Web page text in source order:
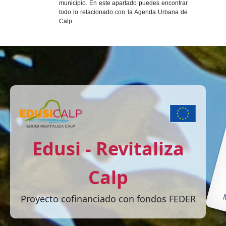
municipio. En este apartado puedes encontrar
todo lo relacionado con la Agenda Urbana de
Calp.
Edusi - Revitaliza
Calp
Proyecto cofinanciado con fondos FEDER